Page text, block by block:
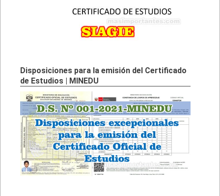
Disposiciones para la emisión del Certificado
de Estudios | MINEDU